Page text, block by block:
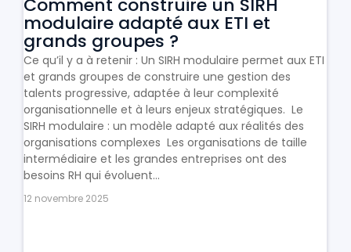
modulaire adapté aux ETI et
grands groupes ?
Ce qu’il y a à retenir : Un SIRH modulaire permet aux ETI
et grands groupes de construire une gestion des
talents progressive, adaptée à leur complexité
organisationnelle et à leurs enjeux stratégiques. Le
SIRH modulaire : un modèle adapté aux réalités des
organisations complexes Les organisations de taille
intermédiaire et les grandes entreprises ont des
besoins RH qui évoluent...
12 novembre 2025